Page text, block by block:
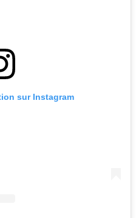
sur Instagram